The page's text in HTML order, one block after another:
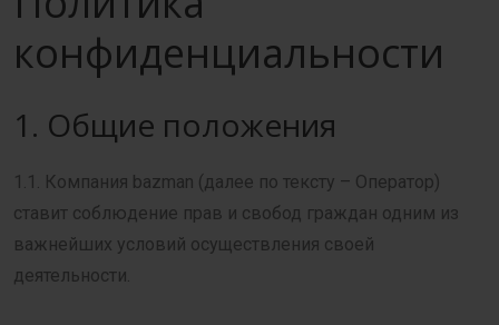
конфиденциальности
1. Общие положения
1.1. Компания bazman (далее по тексту – Оператор)
ставит соблюдение прав и свобод граждан одним из
важнейших условий осуществления своей
деятельности.